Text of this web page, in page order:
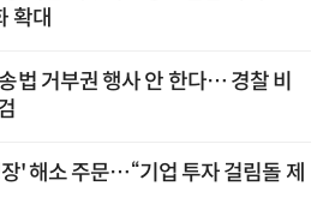
확대
법 거부권 행사 안 한다… 경찰 비
' 해소 주문…“기업 투자 걸림돌 제